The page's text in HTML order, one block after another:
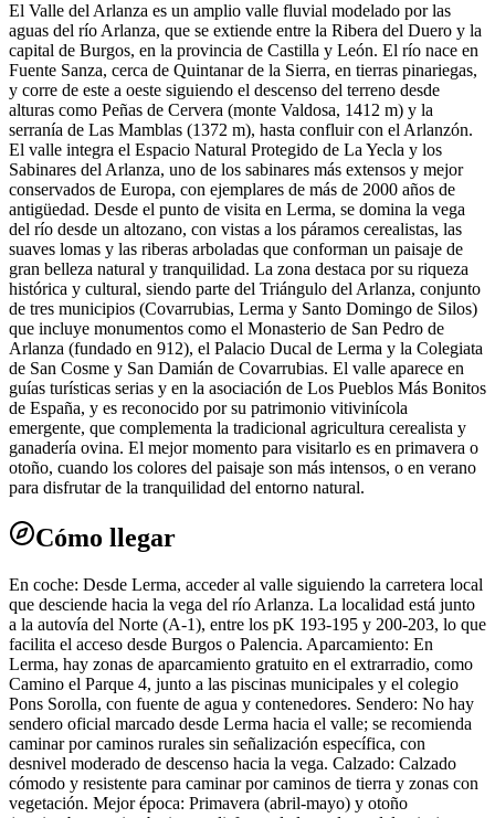
El Valle del Arlanza es un amplio valle fluvial modelado por las
aguas del río Arlanza, que se extiende entre la Ribera del Duero y la
capital de Burgos, en la provincia de Castilla y León. El río nace en
Fuente Sanza, cerca de Quintanar de la Sierra, en tierras pinariegas,
y corre de este a oeste siguiendo el descenso del terreno desde
alturas como Peñas de Cervera (monte Valdosa, 1412 m) y la
serranía de Las Mamblas (1372 m), hasta confluir con el Arlanzón.
El valle integra el Espacio Natural Protegido de La Yecla y los
Sabinares del Arlanza, uno de los sabinares más extensos y mejor
conservados de Europa, con ejemplares de más de 2000 años de
antigüedad. Desde el punto de visita en Lerma, se domina la vega
del río desde un altozano, con vistas a los páramos cerealistas, las
suaves lomas y las riberas arboladas que conforman un paisaje de
gran belleza natural y tranquilidad. La zona destaca por su riqueza
histórica y cultural, siendo parte del Triángulo del Arlanza, conjunto
de tres municipios (Covarrubias, Lerma y Santo Domingo de Silos)
que incluye monumentos como el Monasterio de San Pedro de
Arlanza (fundado en 912), el Palacio Ducal de Lerma y la Colegiata
de San Cosme y San Damián de Covarrubias. El valle aparece en
guías turísticas serias y en la asociación de Los Pueblos Más Bonitos
de España, y es reconocido por su patrimonio vitivinícola
emergente, que complementa la tradicional agricultura cerealista y
ganadería ovina. El mejor momento para visitarlo es en primavera o
otoño, cuando los colores del paisaje son más intensos, o en verano
para disfrutar de la tranquilidad del entorno natural.
Cómo llegar
En coche: Desde Lerma, acceder al valle siguiendo la carretera local
que desciende hacia la vega del río Arlanza. La localidad está junto
a la autovía del Norte (A-1), entre los pK 193-195 y 200-203, lo que
facilita el acceso desde Burgos o Palencia. Aparcamiento: En
Lerma, hay zonas de aparcamiento gratuito en el extrarradio, como
Camino el Parque 4, junto a las piscinas municipales y el colegio
Pons Sorolla, con fuente de agua y contenedores. Sendero: No hay
sendero oficial marcado desde Lerma hacia el valle; se recomienda
caminar por caminos rurales sin señalización específica, con
desnivel moderado de descenso hacia la vega. Calzado: Calzado
cómodo y resistente para caminar por caminos de tierra y zonas con
vegetación. Mejor época: Primavera (abril-mayo) y otoño